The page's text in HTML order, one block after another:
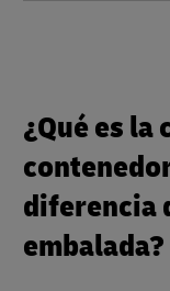
¿Qué es la
diferencia
embalada?